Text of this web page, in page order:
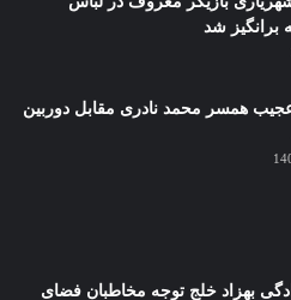
برانگیز شد
عجیب همسر محمد نادری مقابل دوربین
بهزاد خلج توجه مخاطبان فضای